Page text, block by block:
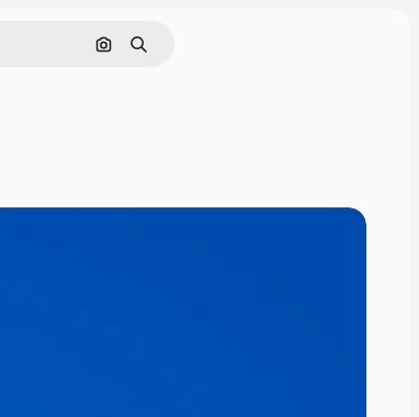
Pesquisar por imagem
Buscar